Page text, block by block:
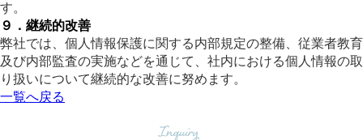
す。
９．継続的改善
弊社では、個人情報保護に関する内部規定の整備、従業者教育
及び内部監査の実施などを通じて、社内における個人情報の取
り扱いについて継続的な改善に努めます。
一覧へ戻る